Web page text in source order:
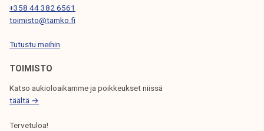
l
i
a
k
n
a
i
v
e
r
+358 44 382 6561
toimisto@tamko.fi
Tutustu meihin
TOIMISTO
Katso aukioloaikamme ja poikkeukset niissä
täältä →
Tervetuloa!